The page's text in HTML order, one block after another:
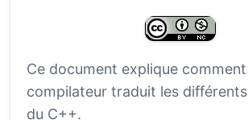
Ce document explique
compilateur traduit les
du C++.